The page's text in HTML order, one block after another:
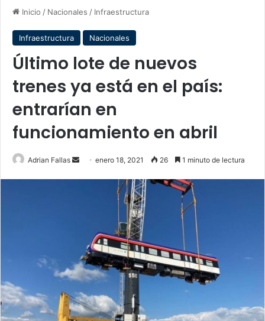
Inicio / Nacionales / Infraestructura
Infraestructura Nacionales
Último lote de nuevos
trenes ya está en el país:
entrarían en
funcionamiento en abril
Adrian Fallas
Sendenero 18, 2021 26 1 minuto de lectura